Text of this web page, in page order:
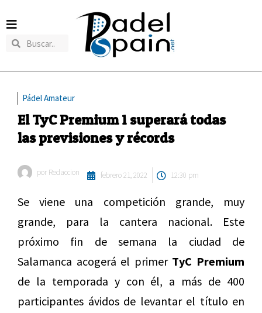
Pádel Amateur
El TyC Premium 1 superará todas
las previsiones y récords
por Redaccion febrero 21, 2022 12:30 pm
Se viene una competición grande, muy
grande, para la cantera nacional. Este
próximo fin de semana la ciudad de
Salamanca acogerá el primer TyC Premium
de la temporada y con él, a más de 400
participantes ávidos de levantar el título en